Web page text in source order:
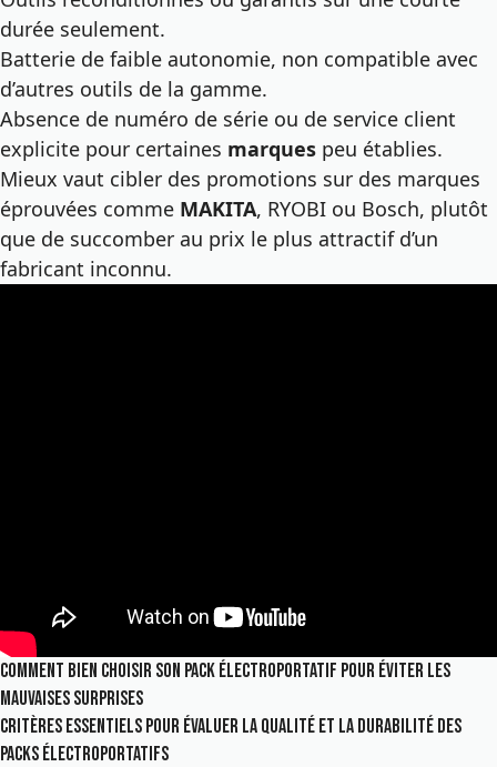
durée seulement.
Batterie de faible autonomie, non compatible avec
d’autres outils de la gamme.
Absence de numéro de série ou de service client
explicite pour certaines marques peu établies.
Mieux vaut cibler des promotions sur des marques
éprouvées comme MAKITA, RYOBI ou Bosch, plutôt
que de succomber au prix le plus attractif d’un
fabricant inconnu.
Comment bien choisir son pack électroportatif pour éviter les
mauvaises surprises
Critères essentiels pour évaluer la qualité et la durabilité des
packs électroportatifs